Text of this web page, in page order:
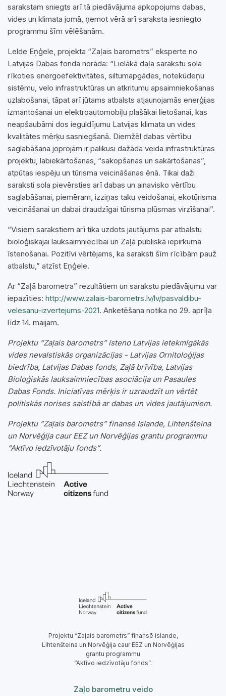
sarakstam sniegts arī tā piedāvājuma apkopojums dabas,
vides un klimata jomā, ņemot vērā arī saraksta iesniegto
programmu šīm vēlēšanām.
Lelde Eņģele, projekta “Zaļais barometrs” eksperte no
Latvijas Dabas fonda norāda: “Lielākā daļa sarakstu sola
rīkoties energoefektivitātes, siltumapgādes, notekūdeņu
sistēmu, velo infrastruktūras un atkritumu apsaimniekošanas
uzlabošanai, tāpat arī jūtams atbalsts atjaunojamās enerģijas
izmantošanai un elektroautomobiļu plašākai lietošanai, kas
neapšaubāmi dos ieguldījumu Latvijas klimata un vides
kvalitātes mērķu sasniegšanā. Diemžēl dabas vērtību
saglabāšana joprojām ir palikusi dažāda veida infrastruktūras
projektu, labiekārtošanas, “sakopšanas un sakārtošanas”,
atpūtas iespēju un tūrisma veicināšanas ēnā. Tikai daži
saraksti sola pievērsties arī dabas un ainavisko vērtību
saglabāšanai, piemēram, izziņas taku veidošanai, ekotūrisma
veicināšanai un dabai draudzīgai tūrisma plūsmas virzīšanai”.
“Visiem sarakstiem arī tika uzdots jautājums par atbalstu
bioloģiskajai lauksaimniecībai un Zaļā publiskā iepirkuma
īstenošanai. Pozitīvi vērtējams, ka saraksti šīm rīcībām pauž
atbalstu,” atzīst Eņģele.
Ar “Zaļā barometra” rezultātiem un sarakstu piedāvājumu var
iepazīties: http://www.zalais-barometrs.lv/lv/pasvaldibu-
velesanu-izvertejums-2021. Anketēšana notika no 29. aprīļa
līdz 14. maijam.
Projektu “Zaļais barometrs” īsteno Latvijas ietekmīgākās
vides nevalstiskās organizācijas - Latvijas Ornitoloģijas
biedrība, Latvijas Dabas fonds, Zaļā brīvība, Latvijas
Bioloģiskās lauksaimniecības asociācija un Pasaules
Dabas Fonds. Iniciatīvas mērķis ir uzraudzīt un vērtēt
politiskās norises saistībā ar dabas un vides jautājumiem.
Projektu ”Zaļais barometrs” finansē Islande, Lihtenšteina
un Norvēģija caur EEZ un Norvēģijas grantu programmu
“Aktīvo iedzīvotāju fonds”.
Projektu “Zaļais barometrs” finansē Islande,
Lihtenšteina un Norvēģija caur EEZ un Norvēģijas
grantu programmu
“Aktīvo iedzīvotāju fonds”.
Zaļo barometru veido